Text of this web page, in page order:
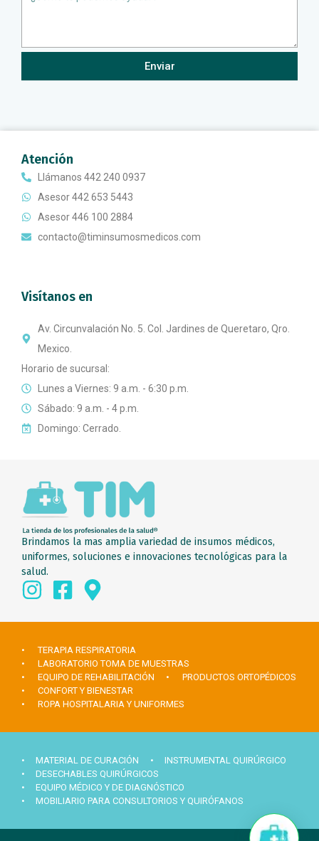
Enviar
Atención
Llámanos 442 240 0937
Asesor 442 653 5443
Asesor 446 100 2884
contacto@timinsumosmedicos.com
Visítanos en
Av. Circunvalación No. 5. Col. Jardines de Queretaro, Qro.
Mexico.
Horario de sucursal:
Lunes a Viernes: 9 a.m. - 6:30 p.m.
Sábado: 9 a.m. - 4 p.m.
Domingo: Cerrado.
Brindamos la mas amplia variedad de insumos médicos,
uniformes, soluciones e innovaciones tecnológicas para la
salud.
• TERAPIA RESPIRATORIA
• LABORATORIO TOMA DE MUESTRAS
• EQUIPO DE REHABILITACIÓN
• PRODUCTOS ORTOPÉDICOS
• CONFORT Y BIENESTAR
• ROPA HOSPITALARIA Y UNIFORMES
• MATERIAL DE CURACIÓN
• INSTRUMENTAL QUIRÚRGICO
• DESECHABLES QUIRÚRGICOS
• EQUIPO MÉDICO Y DE DIAGNÓSTICO
• MOBILIARIO PARA CONSULTORIOS Y QUIRÓFANOS